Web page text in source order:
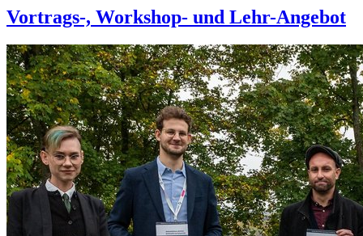
Vortrags-, Workshop- und Lehr-Angebot